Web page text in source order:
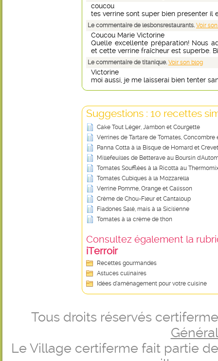
coucou
tes verrine sont super bien presenter il
Le commentaire de lesbonsrestaurants. Voir
Coucou Marie Victorine
Quelle excellente préparation! Nous
et cette verrine fraîcheur est superbe.
Le commentaire de titanique. Voir son blog
Victorine
moi aussi, je me laisserai bien tenter
Suggestions : 10 recettes
Cake Tout Léger, Jambon et Courgette
Verrines de Tartare de Tomates, Concombre
Panna Cotta à la Bisque de Homard et
Millefeuilles de Betterave au Boursin
Tomates Soufflées à la Ricotta au
Tomates Cubiques à la Mozzarella
Verrine Pomme, Orange et Calisson
Crème de Chou-Fleur et Cantaloup
Fiadones Salé, mais à la Sicilienne
Tomates à la crème de thon
Consultez également la
iTerroir
Recettes gourmandes
Astuces culinaires
Idées d’aménagement pour votre cuisine
Tous droits réservés
Le Village certiferme fait partie